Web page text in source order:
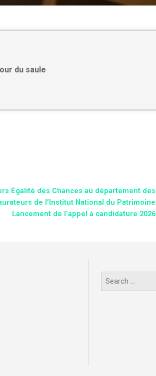
du saule
Égalité des Chances au département des
de l’Institut National du Patrimoine
Lancement de l’appel à candidature 2026